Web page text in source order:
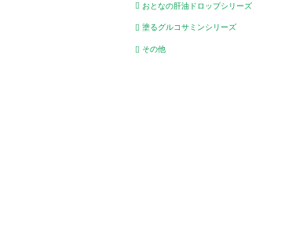
おとなの肝油ドロップシリーズ
塗るグルコサミンシリーズ
その他